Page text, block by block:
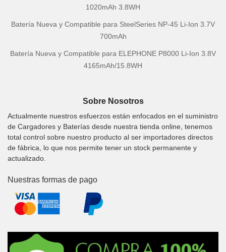
1020mAh 3.8WH
Batería Nueva y Compatible para SteelSeries NP-45 Li-Ion 3.7V
700mAh
Batería Nueva y Compatible para ELEPHONE P8000 Li-Ion 3.8V
4165mAh/15.8WH
Sobre Nosotros
Actualmente nuestros esfuerzos están enfocados en el suministro
de Cargadores y Baterías desde nuestra tienda online, tenemos
total control sobre nuestro producto al ser importadores directos
de fábrica, lo que nos permite tener un stock permanente y
actualizado.
Nuestras formas de pago